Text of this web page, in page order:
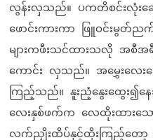
လွန်းလှသည်။ ပကတိစင်းလုံးချ
ဖောင်းကားကာ ဖြူဝင်းမွတ်
များကဖီးသင်ထားသလို အစီအရီ
ကောင်း လှသည်။ အမွှေးလေး
ကြည့်သည်။ နူးညံ့နွေးထွေး၍
လေးနှစ်ဖက်က လေထိုးထားသော
လက်ညှိုးထိပ်နှင့်ထိုးကြည့်တော့